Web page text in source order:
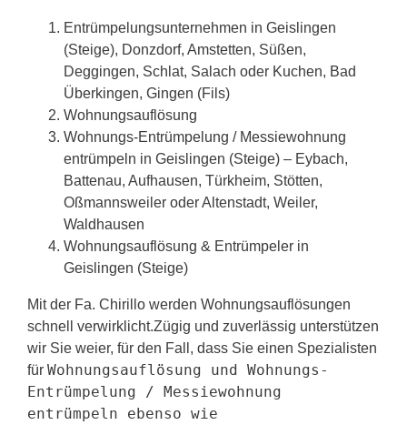
Entrümpelungsunternehmen in Geislingen
(Steige), Donzdorf, Amstetten, Süßen,
Deggingen, Schlat, Salach oder Kuchen, Bad
Überkingen, Gingen (Fils)
Wohnungsauflösung
Wohnungs-Entrümpelung / Messiewohnung
entrümpeln in Geislingen (Steige) – Eybach,
Battenau, Aufhausen, Türkheim, Stötten,
Oßmannsweiler oder Altenstadt, Weiler,
Waldhausen
Wohnungsauflösung & Entrümpeler in
Geislingen (Steige)
Mit der Fa. Chirillo werden Wohnungsauflösungen
schnell verwirklicht.Zügig und zuverlässig unterstützen
wir Sie weier, für den Fall, dass Sie einen Spezialisten
für Wohnungsauflösung und Wohnungs-
Entrümpelung / Messiewohnung
entrümpeln ebenso wie